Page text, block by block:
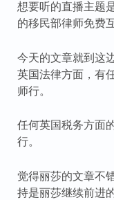
想要听的直播主题
的移民部律师免费
今天的文章就到这
英国法律方面，有
师行。
任何英国税务方面
行。
觉得丽莎的文章不
持是丽莎继续前进